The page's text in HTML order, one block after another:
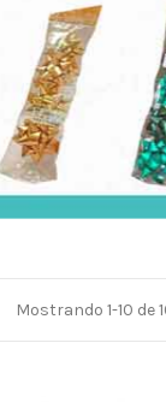
Mostrando 1-10 de